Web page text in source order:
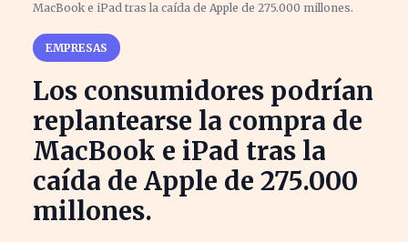
MacBook e iPad tras la caída de Apple de 275.000 millones.
EMPRESAS
Los consumidores podrían
replantearse la compra de
MacBook e iPad tras la
caída de Apple de 275.000
millones.